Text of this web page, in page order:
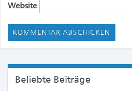
Website
Beliebte Beiträge